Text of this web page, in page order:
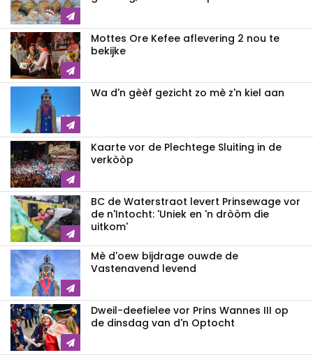
Mottes Ore Kefee aflevering 2 nou te
bekijke
Wa d'n gèèf gezicht zo mè z'n kiel aan
Kaarte vor de Plechtege Sluiting in de
verkòòp
BC de Waterstraot levert Prinsewage vor
de n'Intocht: 'Uniek en 'n dròòm die
uitkom'
Mè d'oew bijdrage ouwde de
Vastenavend levend
Dweil-deefielee vor Prins Wannes III op
de dinsdag van d'n Optocht